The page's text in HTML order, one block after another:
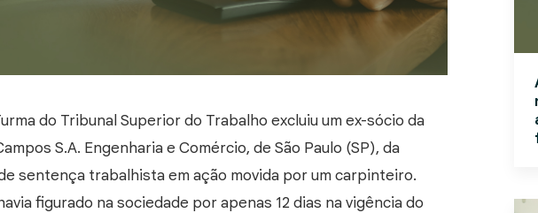
do Tribunal Superior do Trabalho excluiu um ex-sócio da
S.A. Engenharia e Comércio, de São Paulo (SP), da
sentença trabalhista em ação movida por um carpinteiro.
figurado na sociedade por apenas 12 dias na vigência do